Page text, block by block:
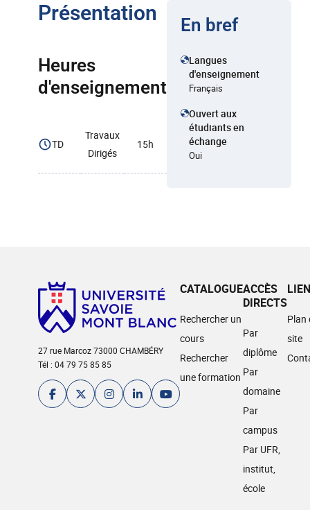
Présentation
Heures
d'enseignement
TD
Travaux
Dirigés
15h
En bref
Langues
d'enseignement
Français
Ouvert aux
étudiants en
échange
Oui
27 rue Marcoz 73000 CHAMBÉRY
Tél : 04 79 75 85 85
CATALOGUE
Rechercher un
cours
Rechercher
une formation
ACCÈS
DIRECTS
Par
diplôme
Par
domaine
Par
campus
Par UFR,
institut,
école
Plan
site